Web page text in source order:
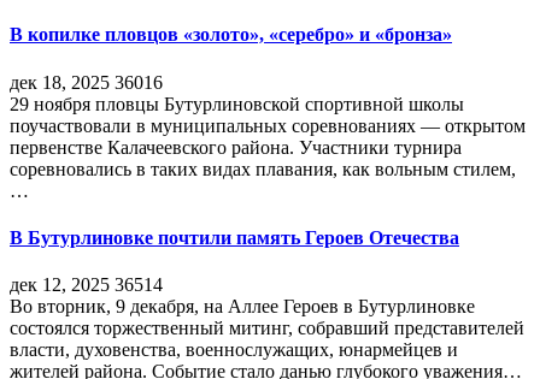
В копилке пловцов «золото», «серебро» и «бронза»
дек 18, 2025 36016
29 ноября пловцы Бутурлиновской спортивной школы
поучаствовали в муниципальных соревнованиях — открытом
первенстве Калачеевского района. Участники турнира
соревновались в таких видах плавания, как вольным стилем,
…
В Бутурлиновке почтили память Героев Отечества
дек 12, 2025 36514
Во вторник, 9 декабря, на Аллее Героев в Бутурлиновке
состоялся торжественный митинг, собравший представителей
власти, духовенства, военнослужащих, юнармейцев и
жителей района. Событие стало данью глубокого уважения…